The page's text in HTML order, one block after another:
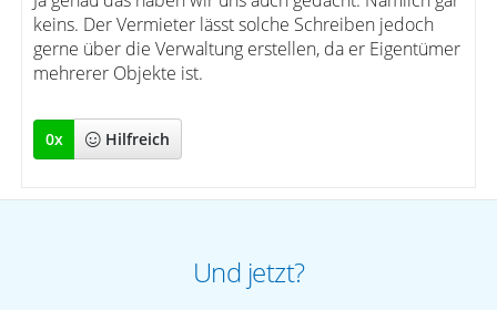
keins. Der Vermieter lässt solche Schreiben jedoch
gerne über die Verwaltung erstellen, da er Eigentümer
mehrerer Objekte ist.
0x Hilfreich
Und jetzt?